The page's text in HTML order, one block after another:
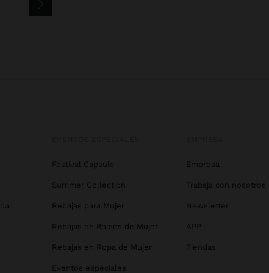
Festival Capsule
Summer Collection
Rebajas para Mujer
Rebajas en Bolsos de Mujer
Rebajas en Ropa de Mujer
Eventos especiales
Empresa
Trabaja con nosotros
Newsletter
APP
Tiendas